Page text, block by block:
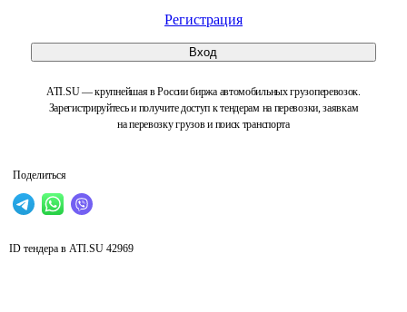
Регистрация
Вход
ATI.SU — крупнейшая в России биржа автомобильных грузоперевозок.
Зарегистрируйтесь и получите доступ к тендерам на перевозки, заявкам
на перевозку грузов и поиск транспорта
Поделиться
ID тендера в ATI.SU 42969